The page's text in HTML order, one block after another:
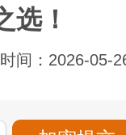
选！
间：2026-05-